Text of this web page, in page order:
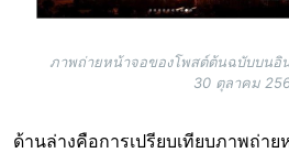
ภาพถ่ายหน้าจอของโพสต์ต้นฉบับบนอิ
30 ตุลาคม
ด้านล่างคือการเปรียบเทียบภาพถ่า